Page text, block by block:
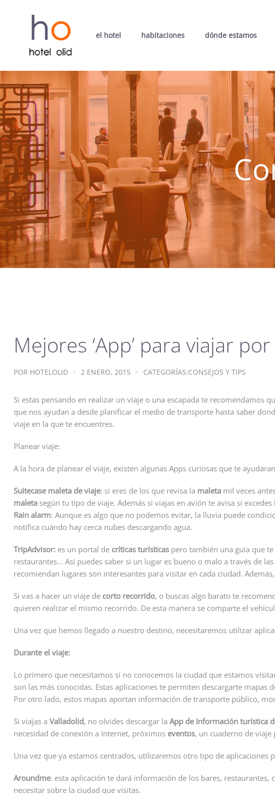
el hotel habitaciones dónde estamos
Mejores ‘App’ para viajar
POR HOTELOLID 2 ENERO, 2015 CATEGORÍAS:CONSEJOS Y TIPS
Si estas pensando en realizar un viaje o una escapada te recomendamos
que nos ayudan a desde planificar el medio de transporte hasta saber
viaje en la que te encuentres.
Planear viaje:
A la hora de planear el viaje, existen algunas Apps curiosas que te
Suitecase maleta de viaje: si eres de los que revisa la maleta mil veces
maleta según tu tipo de viaje. Además si viajas en avión te avisa si
Rain alarm: Aunque es algo que no podemos evitar, la lluvia puede
notifica cuándo hay cerca nubes descargando agua.
TripAdvisor: es un portal de críticas turísticas pero también una guía que
restaurantes… Así puedes saber si un lugar es bueno o malo a través de
recomiendan lugares son interesantes para visitar en cada ciudad.
Si vas a hacer un viaje de corto recorrido, o buscas algo barato te
quieren realizar el mismo recorrido. De esta manera se comparte el
Una vez que hemos llegado a nuestro destino, necesitaremos utilizar
Durante el viaje:
Lo primero que necesitamos si no conocemos la ciudad que estamos
son las más conocidas. Estas aplicaciones te permiten descargarte
Por otro lado, estos mapas aportan información de transporte público,
Si viajas a Valladolid, no olvides descargar la App de Información turística
necesidad de conexión a Internet, próximos eventos, un cuaderno de
Una vez que ya estamos centrados, utilizaremos otro tipo de
Aroundme: esta aplicación te dará información de los bares,
necesitar sobre la ciudad que visitas.